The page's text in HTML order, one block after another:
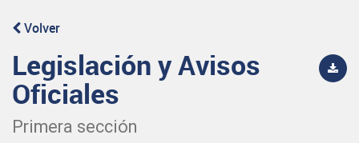
Volver
Legislación y Avisos
Oficiales
Primera sección